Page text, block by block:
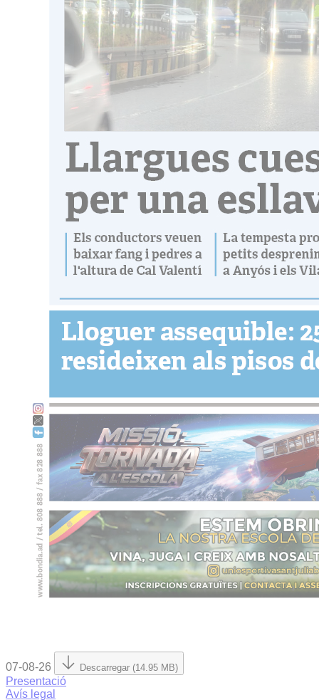
07-08-26 Descarregar (14.95 MB)
Presentació
Avís legal